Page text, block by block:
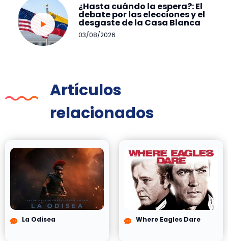
¿Hasta cuándo la espera?: El
debate por las elecciones y el
desgaste de la Casa Blanca
03/08/2026
Artículos
relacionados
La Odisea Where Eagles Dare